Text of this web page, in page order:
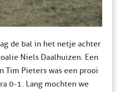
de bal in het netje achter
Niels Daalhuizen. Een
Tim Pieters was een prooi
0-1. Lang mochten we